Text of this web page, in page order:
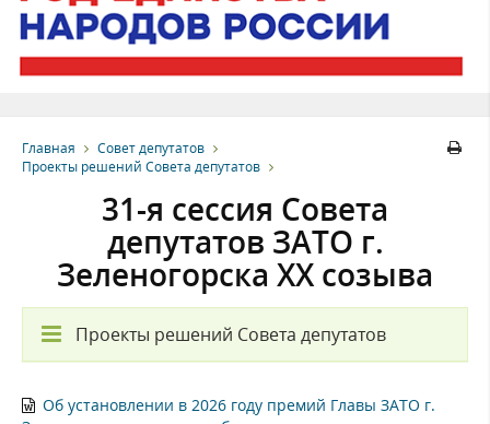
Главная
Совет депутатов
Проекты решений Совета депутатов
31-я сессия Совета
депутатов ЗАТО г.
Зеленогорска XX созыва
Проекты решений Совета депутатов
Об установлении в 2026 году премий Главы ЗАТО г.